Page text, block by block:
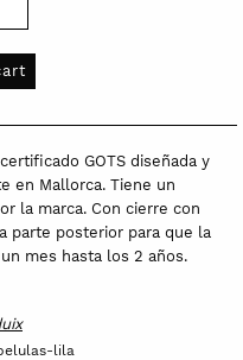
GOTS diseñada y
en Mallorca. Tiene un
la marca. Con cierre con
parte posterior para que la
mes hasta los 2 años.
lila